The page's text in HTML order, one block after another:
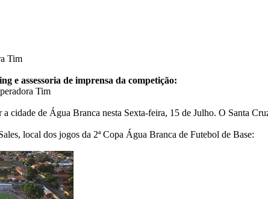
Tim
e assessoria de imprensa da competição:
Tim
cidade de Água Branca nesta Sexta-feira, 15 de Julho. O Santa
local dos jogos da 2ª Copa Água Branca de Futebol de Base: